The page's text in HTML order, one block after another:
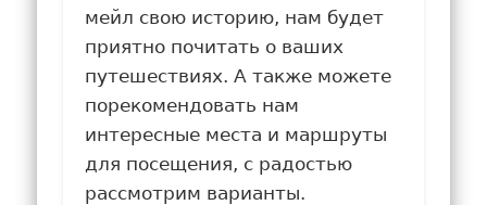
мейл свою историю, нам будет
приятно почитать о ваших
путешествиях. А также можете
порекомендовать нам
интересные места и маршруты
для посещения, с радостью
рассмотрим варианты.